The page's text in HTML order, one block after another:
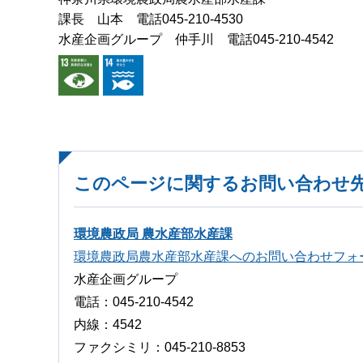
課長 山本 電話045-210-4530
水産企画グループ 仲手川 電話045-210-4542
このページに関するお問い合わせ
環境農政局 農水産部水産課
環境農政局農水産部水産課へのお問い合わせフォ
水産企画グループ
電話：045‐210-4542
内線：4542
ファクシミリ：045‐210-8853